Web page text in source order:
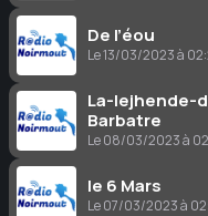
De l’éou
Le 13/03/2023 à
La-lejhende-
Barbatre
Le 08/03/2023 à
le 6 Mars
Le 07/03/2023 à